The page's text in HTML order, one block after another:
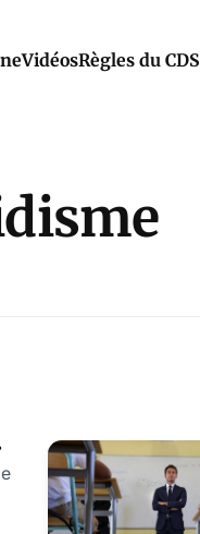
VidéosRègles du CDS